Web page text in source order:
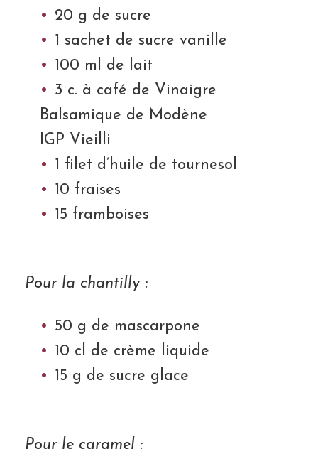
20 g de sucre
1 sachet de sucre vanille
100 ml de lait
3 c. à café de Vinaigre
Balsamique de Modène
IGP Vieilli
1 filet d’huile de tournesol
10 fraises
15 framboises
Pour la chantilly :
50 g de mascarpone
10 cl de crème liquide
15 g de sucre glace
Pour le caramel :